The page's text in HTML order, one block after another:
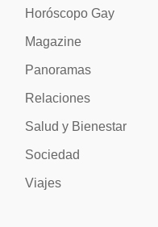
Horóscopo Gay
Magazine
Panoramas
Relaciones
Salud y Bienestar
Sociedad
Viajes